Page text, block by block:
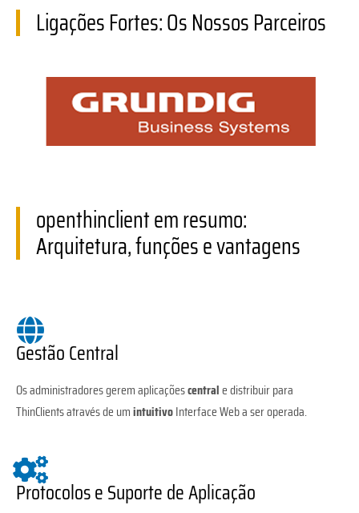
Ligações Fortes: Os Nossos Parceiros
openthinclient em resumo:
Arquitetura, funções e vantagens
Gestão Central
Os administradores gerem aplicaçõescentrale distribuir para
ThinClients através de umintuitivoInterface Web a ser operada.
Protocolos e Suporte de Aplicação